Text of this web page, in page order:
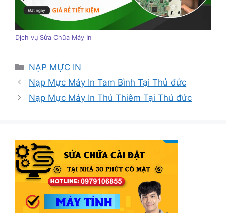
Dịch vụ Sửa Chữa Máy In
Danh
mục
NẠP MỰC IN
Nạp Mực Máy In Tam Bình Tại Thủ đức
Nạp Mực Máy In Thủ Thiêm Tại Thủ đức